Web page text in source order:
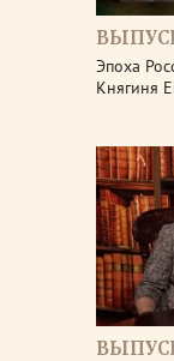
Эпоха
Княгиня